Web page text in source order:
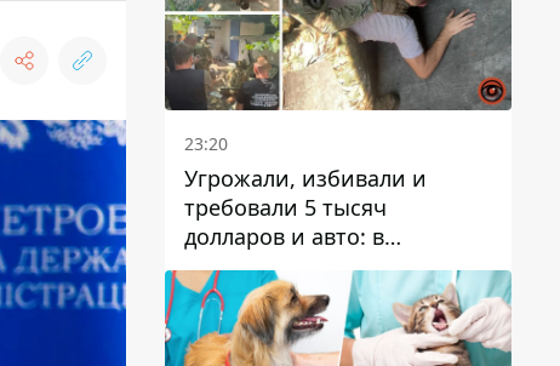
23:20
Угрожали, избивали и
требовали 5 тысяч
долларов и авто: в
Павлограде задержали двух
мужчин